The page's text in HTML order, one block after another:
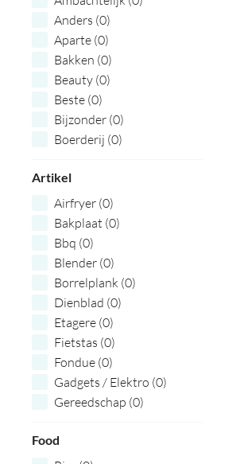
Anders (0)
Aparte (0)
Bakken (0)
Beauty (0)
Beste (0)
Bijzonder (0)
Boerderij (0)
Borrel (0)
Bourgondisch (0)
Bouwvak (0)
Brievenbus (0)
Budget (0)
Creatieve (0)
Doe het zelf (0)
Eerlijk (0)
Eindejaarsgeschenk (0)
Eropuit (0)
Exclusieve (0)
Fair Trade (0)
Feestpakketten (0)
Film (0)
Artikel
Airfryer (0)
Bakplaat (0)
Bbq (0)
Blender (0)
Borrelplank (0)
Dienblad (0)
Etagere (0)
Fietstas (0)
Fondue (0)
Gadgets / Elektro (0)
Gereedschap (0)
Grill (0)
Food